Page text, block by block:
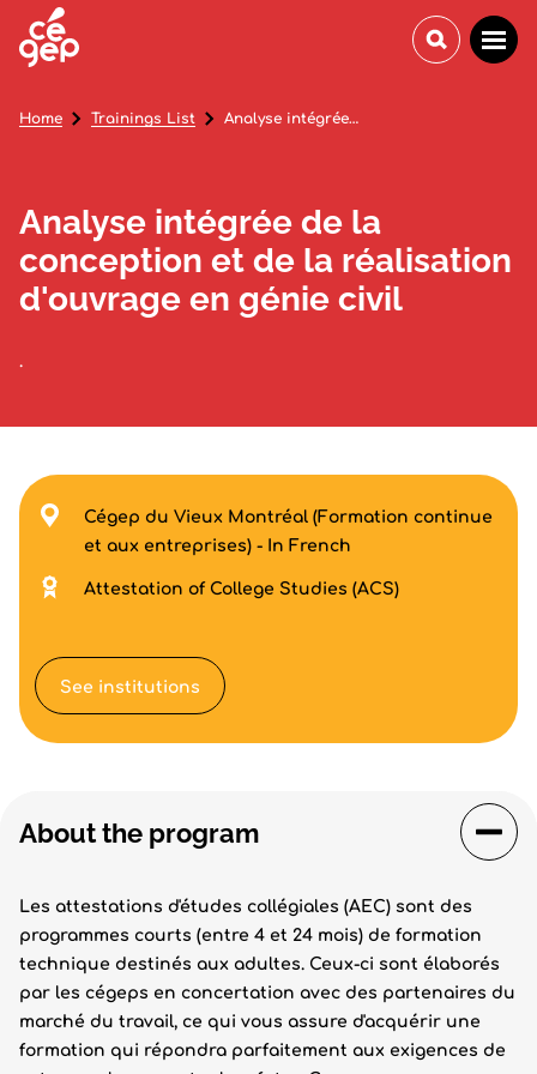
Analyse intégrée de la
conception et de la réalisation
d'ouvrage en génie civil
.
Home Trainings List Analyse intégrée de la conception et de la réalisation d'ouvrage en génie civil
About the program
Les attestations d'études collégiales (AEC) sont des
programmes courts (entre 4 et 24 mois) de formation
technique destinés aux adultes. Ceux-ci sont élaborés
par les cégeps en concertation avec des partenaires du
marché du travail, ce qui vous assure d'acquérir une
formation qui répondra parfaitement aux exigences de
Cégep du Vieux Montréal (Formation continue
et aux entreprises) - In French
Attestation of College Studies (ACS)
See institutions